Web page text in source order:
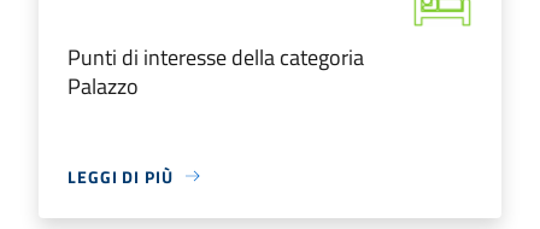
Punti di interesse della categoria
Palazzo
LEGGI DI PIÙ